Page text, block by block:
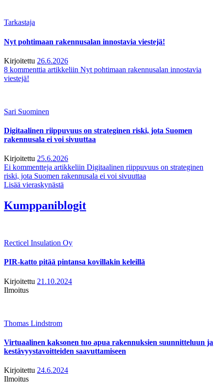
Tarkastaja
Nyt pohtimaan rakennusalan innostavia viestejä!
Kirjoitettu 26.6.2026
8 kommenttia artikkeliin Nyt pohtimaan rakennusalan innostavia
viestejä!
Sari Suominen
Digitaalinen riippuvuus on strateginen riski, jota Suomen
rakennusala ei voi sivuuttaa
Kirjoitettu 25.6.2026
Ei kommentteja artikkeliin Digitaalinen riippuvuus on strateginen
riski, jota Suomen rakennusala ei voi sivuuttaa
Lisää vieraskynästä
Kumppaniblogit
Recticel Insulation Oy
PIR-katto pitää pintansa kovillakin keleillä
Kirjoitettu 21.10.2024
Ilmoitus
Thomas Lindstrom
Virtuaalinen kaksonen tuo apua rakennuksien suunnitteluun ja
kestävyystavoitteiden saavuttamiseen
Kirjoitettu 24.6.2024
Ilmoitus